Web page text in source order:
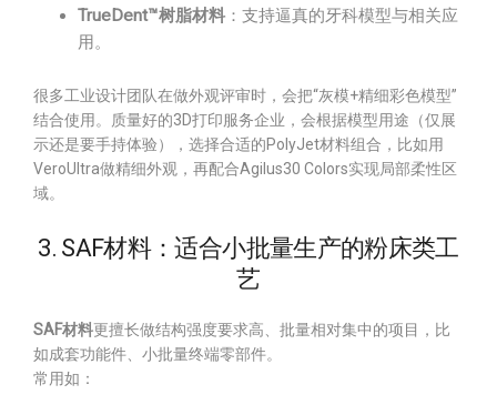
TrueDent™树脂材料 ：支持逼真的牙科模型与相关应
用。
很多工业设计团队在做外观评审时，会把“灰模+精细彩色模型”
结合使用。质量好的3D打印服务企业，会根据模型用途（仅展
示还是要手持体验），选择合适的PolyJet材料组合，比如用
VeroUltra做精细外观，再配合Agilus30 Colors实现局部柔性区
域。
3. SAF材料：适合小批量生产的粉床类工
艺
SAF材料更擅长做结构强度要求高、批量相对集中的项目，比
如成套功能件、小批量终端零部件。
常用如：